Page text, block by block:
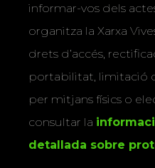
informar-vos dels
organitza la Xarxa
drets d’accés,
portabilitat, limitació
per mitjans físics o
consultar la
detallada sobre